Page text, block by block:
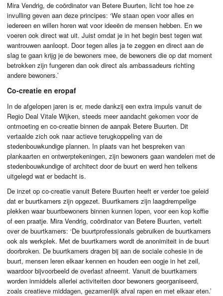
Mira Vendrig, de coördinator van Betere Buurten, licht toe hoe ze
invulling geven aan deze principes: ‘We staan open voor alles en
iedereen en willen horen wat voor ideeën de mensen hebben. En we
voeren ook direct wat uit. Juist omdat je in het begin best tegen wat
wantrouwen aanloopt. Door tegen alles ja te zeggen en direct aan de
slag te gaan krijg je de bewoners mee, de bewoners die op dat moment
betrokken zijn fungeren dan ook direct als ambassadeurs richting
andere bewoners.’
Co-creatie en eropaf
In de afgelopen jaren is er, mede dankzij een extra impuls vanuit de
Regio Deal Vitale Wijken, steeds meer aandacht gekomen voor de
ontmoeting en co-creatie binnen de aanpak Betere Buurten. Dit
vertaalde zich ook naar actieve terugkoppeling van de
stedenbouwkundige plannen. In plaats van het bespreken van
plankaarten en ontwerptekeningen, zijn bewoners gaan wandelen met de
stedenbouwkundige of architect door de buurt en werd hen telkens
uitgelegd wat er bedacht is.
De inzet op co-creatie vanuit Betere Buurten heeft er verder toe geleid
dat er buurtkamers zijn opgezet. Buurtkamers zijn laagdrempelige
plekken waar buurtbewoners binnen kunnen lopen, voor een kop koffie
of een praatje. Mira Vendrig, coördinator van Betere Buurten, vertelt
over de buurtkamers: ‘De buurtprofessionals gebruiken de buurtkamers
ook als werkplek. Met de buurtkamers wordt de anonimiteit in de buurt
doorbroken. De buurtkamers dragen bij aan de sociale cohesie in de
buurt, mensen leren elkaar kennen en houden een oogje in het zeil,
waardoor bijvoorbeeld de overlast afneemt. Vanuit de buurtkamers
worden inmiddels allerlei activiteiten door bewoners georganiseerd,
zoals creatieve middagen, gezamenlijk afval rapen en met elkaar eten.’